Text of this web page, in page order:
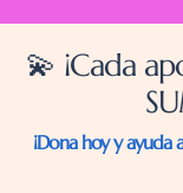
💫 ¡Cada
¡Dona hoy y ayuda